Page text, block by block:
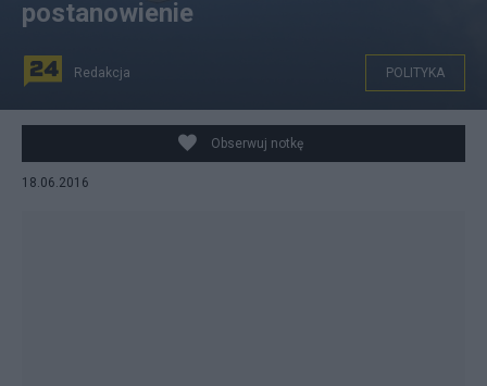
Samolot F-16 podczas ćwiczeń Anakonda 16, fot.
postanowienie
Redakcja POLITYKA
Obserwuj notkę
18.06.2016